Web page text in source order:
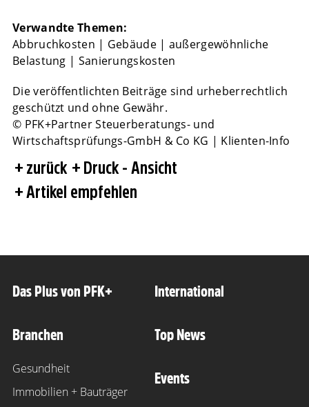
Verwandte Themen:
Abbruchkosten | Gebäude| außergewöhnliche
Belastung | Sanierungskosten
Die veröffentlichten Beiträge sind urheberrechtlich
geschützt und ohne Gewähr.
© PFK+Partner Steuerberatungs- und
Wirtschaftsprüfungs-GmbH & Co KG | Klienten-Info
zurück
Druck - Ansicht
Artikel empfehlen
Das Plus von PFK+
Branchen
Gesundheit
Immobilien + Bauträger
International
Top News
Events